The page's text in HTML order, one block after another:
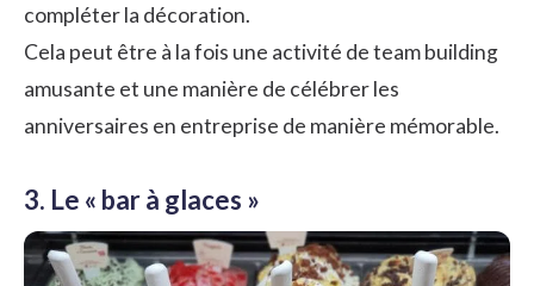
compléter la décoration.
Cela peut être à la fois une activité de team building
amusante et une manière de célébrer les
anniversaires en entreprise de manière mémorable.
3. Le « bar à glaces »